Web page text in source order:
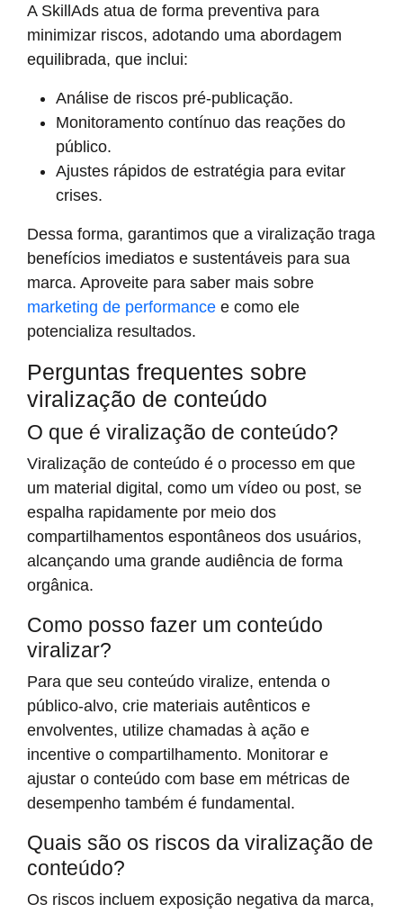
A SkillAds atua de forma preventiva para
minimizar riscos, adotando uma abordagem
equilibrada, que inclui:
Análise de riscos pré-publicação.
Monitoramento contínuo das reações do
público.
Ajustes rápidos de estratégia para evitar
crises.
Dessa forma, garantimos que a viralização traga
benefícios imediatos e sustentáveis para sua
marca. Aproveite para saber mais sobre
marketing de performance e como ele
potencializa resultados.
Perguntas frequentes sobre
viralização de conteúdo
O que é viralização de conteúdo?
Viralização de conteúdo é o processo em que
um material digital, como um vídeo ou post, se
espalha rapidamente por meio dos
compartilhamentos espontâneos dos usuários,
alcançando uma grande audiência de forma
orgânica.
Como posso fazer um conteúdo
viralizar?
Para que seu conteúdo viralize, entenda o
público-alvo, crie materiais autênticos e
envolventes, utilize chamadas à ação e
incentive o compartilhamento. Monitorar e
ajustar o conteúdo com base em métricas de
desempenho também é fundamental.
Quais são os riscos da viralização de
conteúdo?
Os riscos incluem exposição negativa da marca,